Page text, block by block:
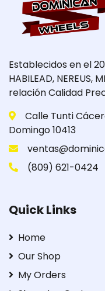
Establecidos en el
HABILEAD, NEREUS,
relación Calidad
Calle Tunti
Domingo 10413
(809) 621-0424
Quick Links
Home
Our Shop
My Orders